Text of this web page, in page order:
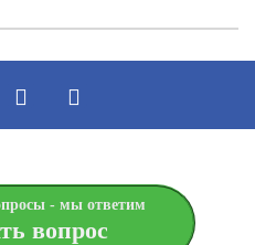
- мы ответим
вопрос